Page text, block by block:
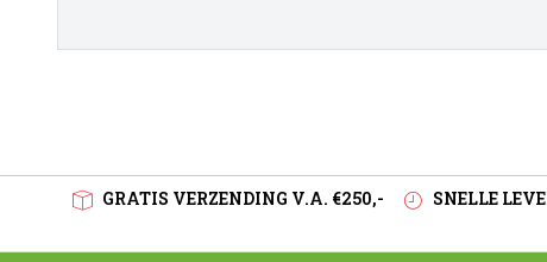
GRATIS VERZENDING V.A. €250,- SNELLE